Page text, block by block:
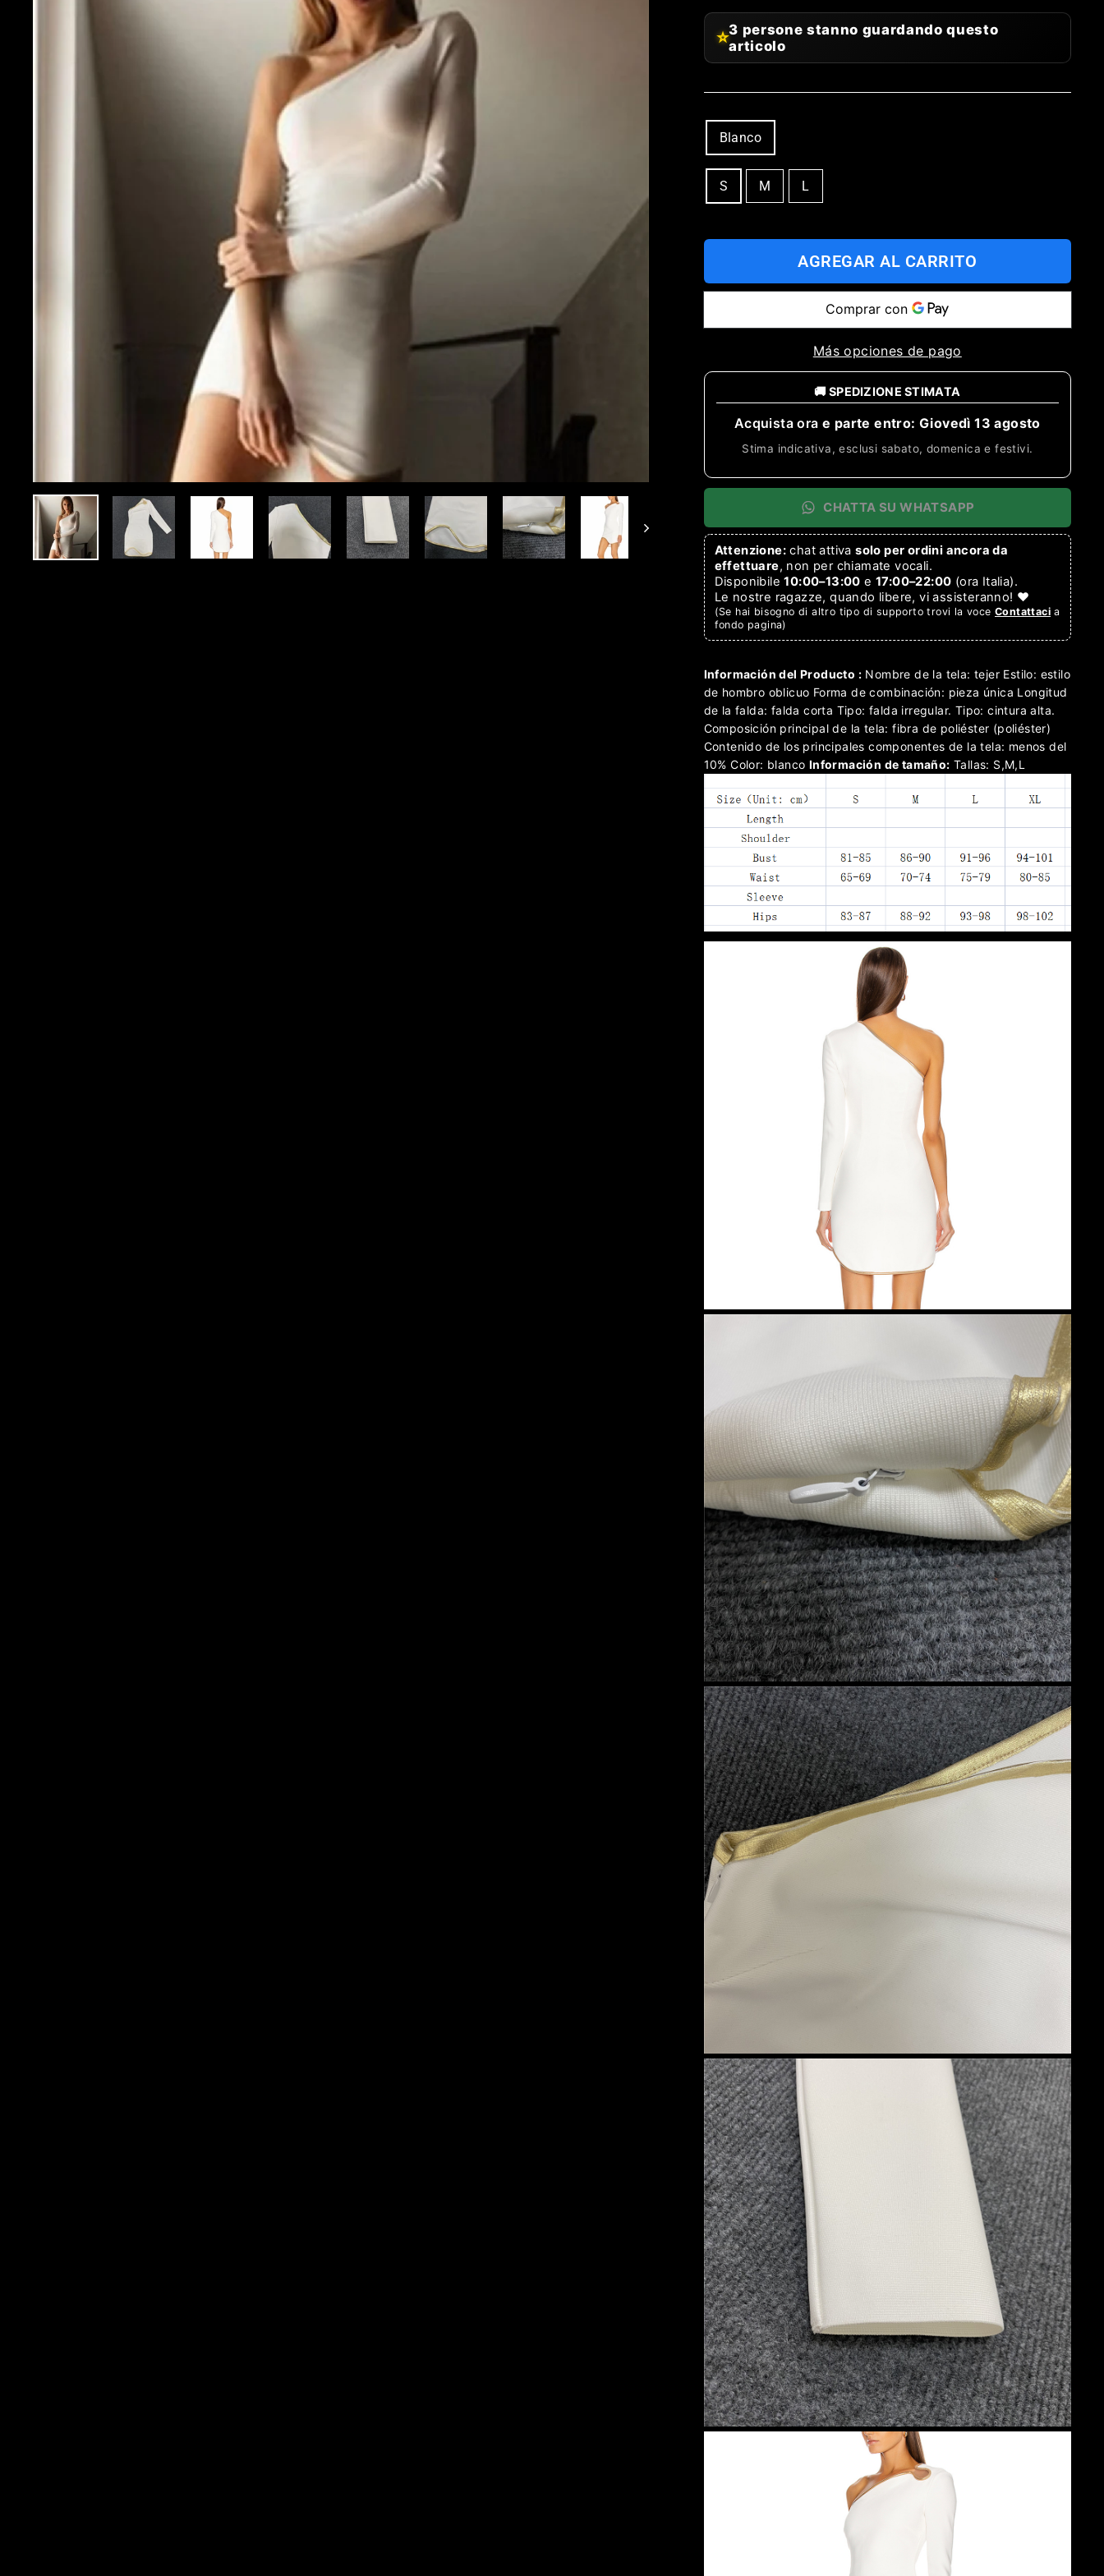
⭐3 persone stanno guardando questo
articolo
Blanco
S M L
AGREGAR AL CARRITO
Más opciones de pago
🚚 SPEDIZIONE STIMATA
Acquista ora e parte entro: Giovedì 13 agosto
Stima indicativa, esclusi sabato, domenica e festivi.
CHATTA SU WHATSAPP
Attenzione: chat attivasolo per ordini ancora da
effettuare, non per chiamate vocali.
Disponibile10:00–13:00 e17:00–22:00 (ora Italia).
Le nostre ragazze, quando libere, vi assisteranno! ❤️
(Se hai bisogno di altro tipo di supporto trovi la voce Contattaci a
fondo pagina)
Información del Producto : Nombre de la tela: tejer Estilo: estilo
de hombro oblicuo Forma de combinación: pieza única Longitud
de la falda: falda corta Tipo: falda irregular. Tipo: cintura alta.
Composición principal de la tela: fibra de poliéster (poliéster)
Contenido de los principales componentes de la tela: menos del
10% Color: blanco Información de tamaño: Tallas: S,M,L